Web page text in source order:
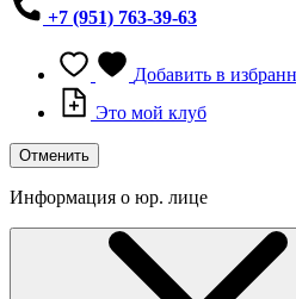
+7 (951) 763-39-63
Добавить в
Это мой клуб
Отменить
Информация о юр. лице